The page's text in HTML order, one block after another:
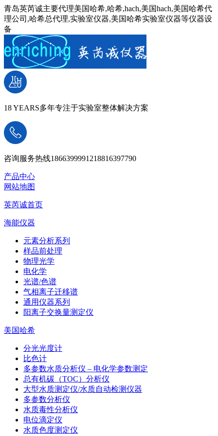
青岛英芮诚主要代理美国哈希,哈希,hach,美国hach,美国哈希代
理公司,哈希总代理,实验室仪器,美国哈希实验室仪器等仪器设
备
18 YEARS多年专注于实验室整体解决方案
咨询服务热线1866399991218816397790
产品中心
网站地图
英芮诚首页
海能仪器
元素分析系列
样品前处理
物理光学
电化学
光谱/色谱
气相离子迁移谱
通用仪器系列
阳离子交换量测定仪
美国哈希
分光光度计
比色计
多参数水质分析仪 – 电化学参数测定
总有机碳（TOC）分析仪
大型水质测定仪/水质自动检测仪器
多参数分析仪
水质毒性分析仪
电位滴定仪
水质色度测定仪